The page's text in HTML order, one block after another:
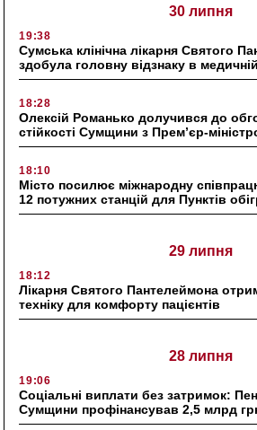
30 липня
19:38
Сумська клінічна лікарня Святого
здобула головну відзнаку в
18:28
Олексій Романько долучився до
стійкості Сумщини з Прем’єр-
18:10
Місто посилює міжнародну
12 потужних станцій для Пунктів
29 липня
18:12
Лікарня Святого Пантелеймона
техніку для комфорту пацієнтів
28 липня
19:06
Соціальні виплати без затримок:
Сумщини профінансував 2,5 млрд